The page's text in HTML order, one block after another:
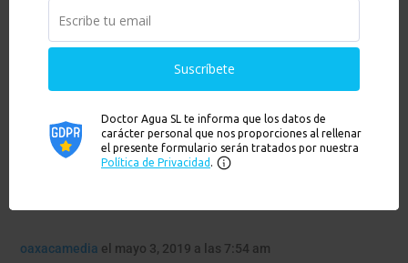
leer más
1 Comentario
oaxacamedia el mayo 3, 2019 a las 7:54 am